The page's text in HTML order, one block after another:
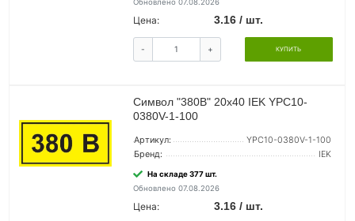
Обновлено 07.08.2026
Цена: 3.16 / шт.
- + КУПИТЬ
Символ "380В" 20х40 IEK YPC10-
0380V-1-100
Артикул:
YPC10-0380V-1-100
Бренд:
IEK
На складе 377 шт.
Обновлено 07.08.2026
Цена: 3.16 / шт.